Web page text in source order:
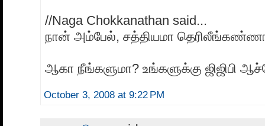
//Naga Chokkanathan said...
நான் அம்பேல், சத்தியமா
ஆகா நீங்களுமா? உங்களுக்கு ஜிஜிபி
October 3, 2008 at 9:22 PM